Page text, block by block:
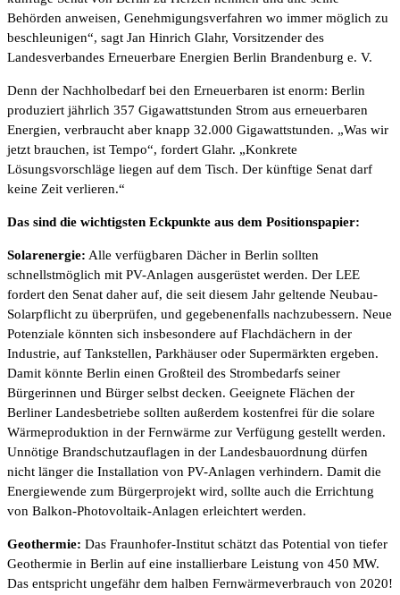
Behörden anweisen, Genehmigungsverfahren wo immer möglich zu
beschleunigen“, sagt Jan Hinrich Glahr, Vorsitzender des
Landesverbandes Erneuerbare Energien Berlin Brandenburg e. V.
Denn der Nachholbedarf bei den Erneuerbaren ist enorm: Berlin
produziert jährlich 357 Gigawattstunden Strom aus erneuerbaren
Energien, verbraucht aber knapp 32.000 Gigawattstunden. „Was wir
jetzt brauchen, ist Tempo“, fordert Glahr. „Konkrete
Lösungsvorschläge liegen auf dem Tisch. Der künftige Senat darf
keine Zeit verlieren.“
Das sind die wichtigsten Eckpunkte aus dem Positionspapier:
Solarenergie: Alle verfügbaren Dächer in Berlin sollten
schnellstmöglich mit PV-Anlagen ausgerüstet werden. Der LEE
fordert den Senat daher auf, die seit diesem Jahr geltende Neubau-
Solarpflicht zu überprüfen, und gegebenenfalls nachzubessern. Neue
Potenziale könnten sich insbesondere auf Flachdächern in der
Industrie, auf Tankstellen, Parkhäuser oder Supermärkten ergeben.
Damit könnte Berlin einen Großteil des Strombedarfs seiner
Bürgerinnen und Bürger selbst decken. Geeignete Flächen der
Berliner Landesbetriebe sollten außerdem kostenfrei für die solare
Wärmeproduktion in der Fernwärme zur Verfügung gestellt werden.
Unnötige Brandschutzauflagen in der Landesbauordnung dürfen
nicht länger die Installation von PV-Anlagen verhindern. Damit die
Energiewende zum Bürgerprojekt wird, sollte auch die Errichtung
von Balkon-Photovoltaik-Anlagen erleichtert werden.
Geothermie: Das Fraunhofer-Institut schätzt das Potential von tiefer
Geothermie in Berlin auf eine installierbare Leistung von 450 MW.
Das entspricht ungefähr dem halben Fernwärmeverbrauch von 2020!